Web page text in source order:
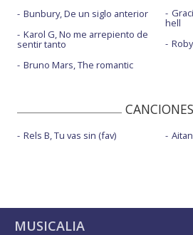
Bunbury, De un siglo anterior
Karol G, No me arrepiento de
sentir tanto
Bruno Mars, The romantic
hell
CANCIONES
Rels B, Tu vas sin (fav)
MUSICALIA